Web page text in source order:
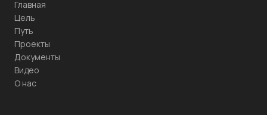
Главная
Цель
Путь
Проекты
Документы
Видео
О нас